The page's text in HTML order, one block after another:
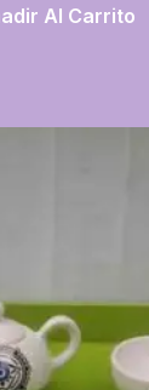
Al Carrito